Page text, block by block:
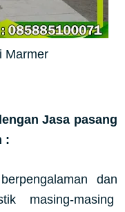
Marmer
Jasa pasang
:
dan
masing-masing